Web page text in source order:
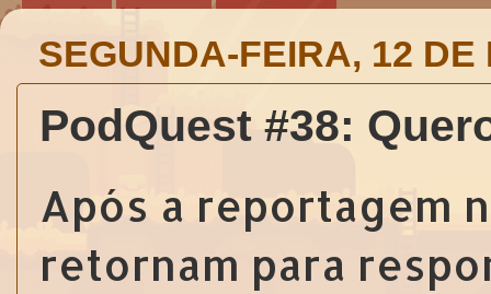
SEGUNDA-FEIRA, 12 DE
PodQuest #38:
Após a reportagem
retornam para